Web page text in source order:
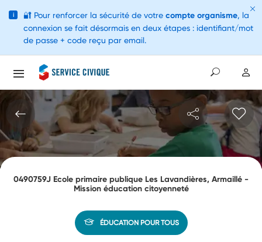
0490759J Ecole primaire publique Les Lavandières, Armaillé -
Mission éducation citoyenneté
ÉDUCATION POUR TOUS
i 🔐 Pour renforcer la sécurité de votre compte organisme, la
connexion se fait désormais en deux étapes : identifiant/mot
de passe + code reçu par email.